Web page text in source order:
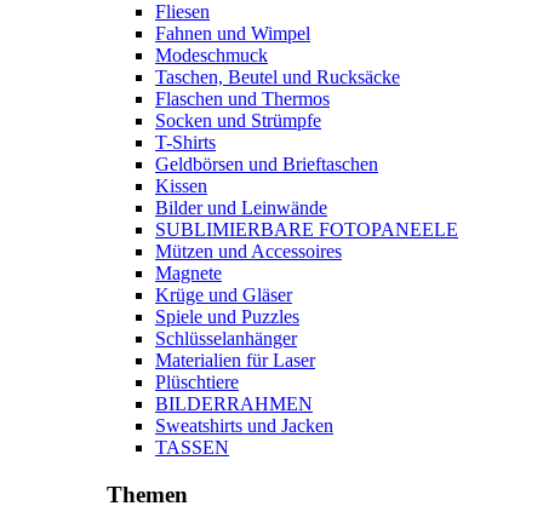
Fliesen
Fahnen und Wimpel
Modeschmuck
Taschen, Beutel und Rucksäcke
Flaschen und Thermos
Socken und Strümpfe
T-Shirts
Geldbörsen und Brieftaschen
Kissen
Bilder und Leinwände
SUBLIMIERBARE FOTOPANEELE
Mützen und Accessoires
Magnete
Krüge und Gläser
Spiele und Puzzles
Schlüsselanhänger
Materialien für Laser
Plüschtiere
BILDERRAHMEN
Sweatshirts und Jacken
TASSEN
Themen